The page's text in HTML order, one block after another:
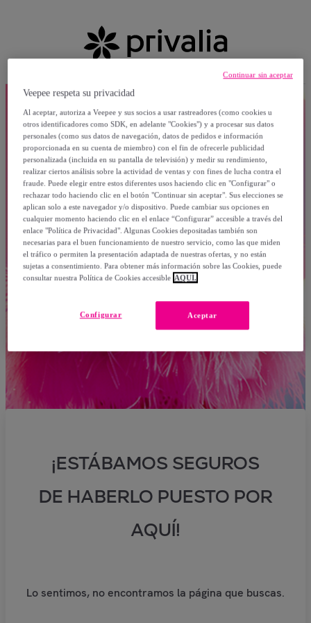
¡ESTÁBAMOS SEGUROS
DE HABERLO PUESTO POR
AQUÍ!
Lo sentimos, no encontramos la página que buscas.
Veepee respeta su privacidad
Al aceptar, autoriza a Veepee y sus socios a usar rastreadores (como cookies u
otros identificadores como SDK, en adelante "Cookies") y a procesar sus datos
personales (como sus datos de navegación, datos de pedidos e información
proporcionada en su cuenta de miembro) con el fin de ofrecerle publicidad
personalizada (incluida en su pantalla de televisión) y medir su rendimiento,
realizar ciertos análisis sobre la actividad de ventas y con fines de lucha contra el
fraude. Puede elegir entre estos diferentes usos haciendo clic en "Configurar" o
rechazar todo haciendo clic en el botón "Continuar sin aceptar". Sus elecciones se
aplican solo a este navegador y/o dispositivo. Puede cambiar sus opciones en
cualquier momento haciendo clic en el enlace “Configurar” accesible a través del
enlace "Política de Privacidad". Algunas Cookies depositadas también son
necesarias para el buen funcionamiento de nuestro servicio, como las que miden
el tráfico o permiten la presentación adaptada de nuestras ofertas, y no están
sujetas a consentimiento. Para obtener más información sobre las Cookies, puede
consultar nuestra Política de Cookies accesible AQUÍ.
Aceptar
Configurar
Continuar sin aceptar